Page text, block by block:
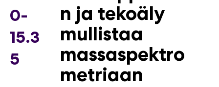
0-
15.3
5
n ja tekoäly
mullistaa
massaspektro
metriaan